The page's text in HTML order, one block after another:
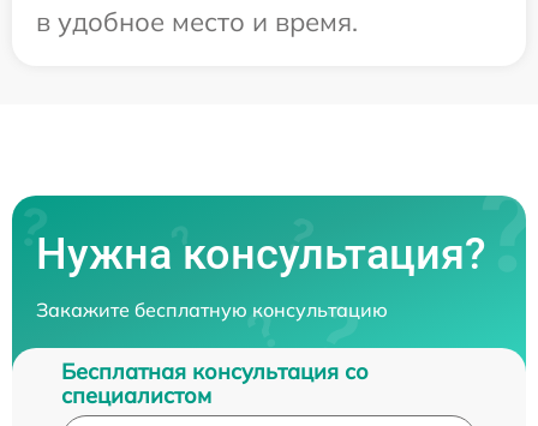
в удобное место и время.
Нужна консультация?
Закажите бесплатную консультацию
Бесплатная консультация со
специалистом